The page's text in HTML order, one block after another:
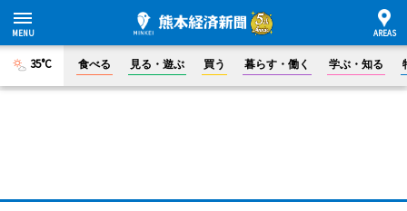
35°C 食べる 見る・遊ぶ 買う 暮らす・働く 学ぶ・知る